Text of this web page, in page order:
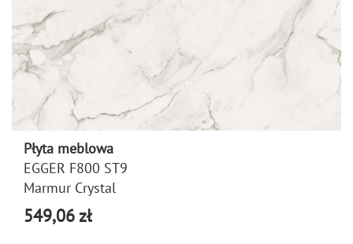
Płyta meblowa
EGGER F800 ST9
Marmur Crystal
549,06 zł